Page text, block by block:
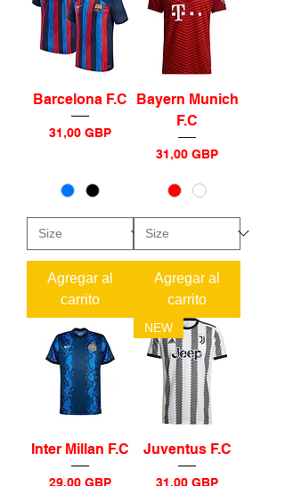
Barcelona F.C
Precio
31,00 GBP
Agregar al
carrito
Bayern Munich
F.C
Precio
31,00 GBP
Agregar al
carrito
Inter Millan F.C
Precio
29,00 GBP
NEW
Juventus F.C
Precio
31,00 GBP